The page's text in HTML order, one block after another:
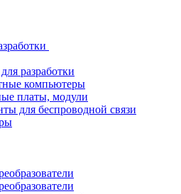
разработки
компьютеры
платы, модули
для беспроводной связи